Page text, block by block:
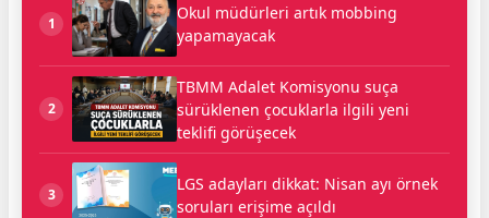
1
Okul müdürleri artık mobbing
yapamayacak
2
TBMM Adalet Komisyonu suça
sürüklenen çocuklarla ilgili yeni
teklifi görüşecek
3
LGS adayları dikkat: Nisan ayı örnek
soruları erişime açıldı